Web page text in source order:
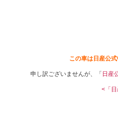
この車は日産公
申し訳ございませんが、「 日産
<「